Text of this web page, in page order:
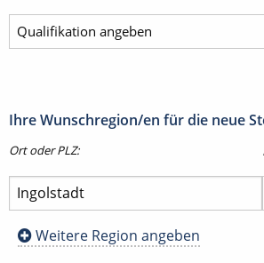
Ihre Wunschregion/en für die neue
Ort oder PLZ:
Weitere Region angeben